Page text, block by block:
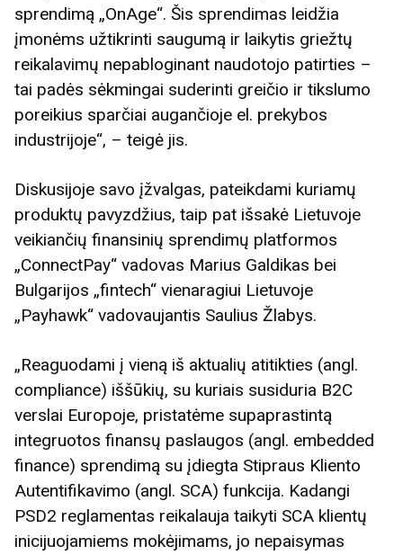
sprendimą „OnAge“. Šis sprendimas leidžia
įmonėms užtikrinti saugumą ir laikytis griežtų
reikalavimų nepabloginant naudotojo patirties –
tai padės sėkmingai suderinti greičio ir tikslumo
poreikius sparčiai augančioje el. prekybos
industrijoje“, – teigė jis.
Diskusijoje savo įžvalgas, pateikdami kuriamų
produktų pavyzdžius, taip pat išsakė Lietuvoje
veikiančių finansinių sprendimų platformos
„ConnectPay“ vadovas Marius Galdikas bei
Bulgarijos „fintech“ vienaragiui Lietuvoje
„Payhawk“ vadovaujantis Saulius Žlabys.
„Reaguodami į vieną iš aktualių atitikties (angl.
compliance) iššūkių, su kuriais susiduria B2C
verslai Europoje, pristatėme supaprastintą
integruotos finansų paslaugos (angl. embedded
finance) sprendimą su įdiegta Stipraus Kliento
Autentifikavimo (angl. SCA) funkcija. Kadangi
PSD2 reglamentas reikalauja taikyti SCA klientų
inicijuojamiems mokėjimams, jo nepaisymas